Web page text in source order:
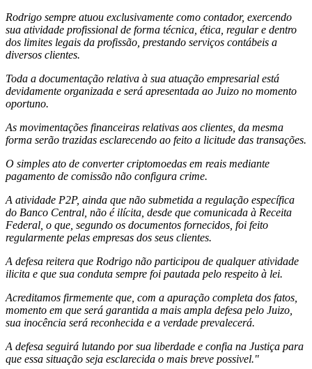
Rodrigo sempre atuou exclusivamente como contador, exercendo
sua atividade profissional de forma técnica, ética, regular e dentro
dos limites legais da profissão, prestando serviços contábeis a
diversos clientes.
Toda a documentação relativa à sua atuação empresarial está
devidamente organizada e será apresentada ao Juizo no momento
oportuno.
As movimentações financeiras relativas aos clientes, da mesma
forma serão trazidas esclarecendo ao feito a licitude das transações.
O simples ato de converter criptomoedas em reais mediante
pagamento de comissão não configura crime.
A atividade P2P, ainda que não submetida a regulação específica
do Banco Central, não é ilícita, desde que comunicada à Receita
Federal, o que, segundo os documentos fornecidos, foi feito
regularmente pelas empresas dos seus clientes.
A defesa reitera que Rodrigo não participou de qualquer atividade
ilicita e que sua conduta sempre foi pautada pelo respeito à lei.
Acreditamos firmemente que, com a apuração completa dos fatos,
momento em que será garantida a mais ampla defesa pelo Juizo,
sua inocência será reconhecida e a verdade prevalecerá.
A defesa seguirá lutando por sua liberdade e confia na Justiça para
que essa situação seja esclarecida o mais breve possivel."